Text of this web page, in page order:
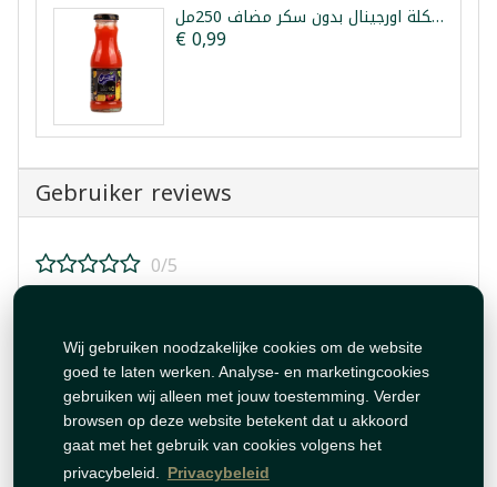
Wij gebruiken noodzakelijke cookies om de website
goed te laten werken. Analyse- en marketingcookies
gebruiken wij alleen met jouw toestemming. Verder
browsen op deze website betekent dat u akkoord
gaat met het gebruik van cookies volgens het
privacybeleid. Privacybeleid
عصير فواكه مشكلة اورجينال بدون سكر مضاف 250مل
€ 0,99
Gebruiker reviews
0/5
Beoordeling plaatsen